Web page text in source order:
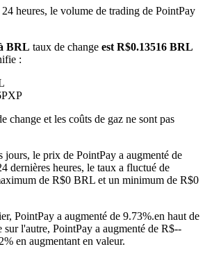
actions, forex, métaux précieux et matières
comme garantie
heures, le volume de trading de PointPay
BRL taux de change est R$0.13516 BRL
:
PXP
change et les coûts de gaz ne sont pas
jours, le prix de PointPay a augmenté de
dernières heures, le taux a fluctué de
de R$0 BRL et un minimum de R$0
PointPay a augmenté de 9.73%.en haut de
sur l'autre, PointPay a augmenté de R$--
en augmentant en valeur.